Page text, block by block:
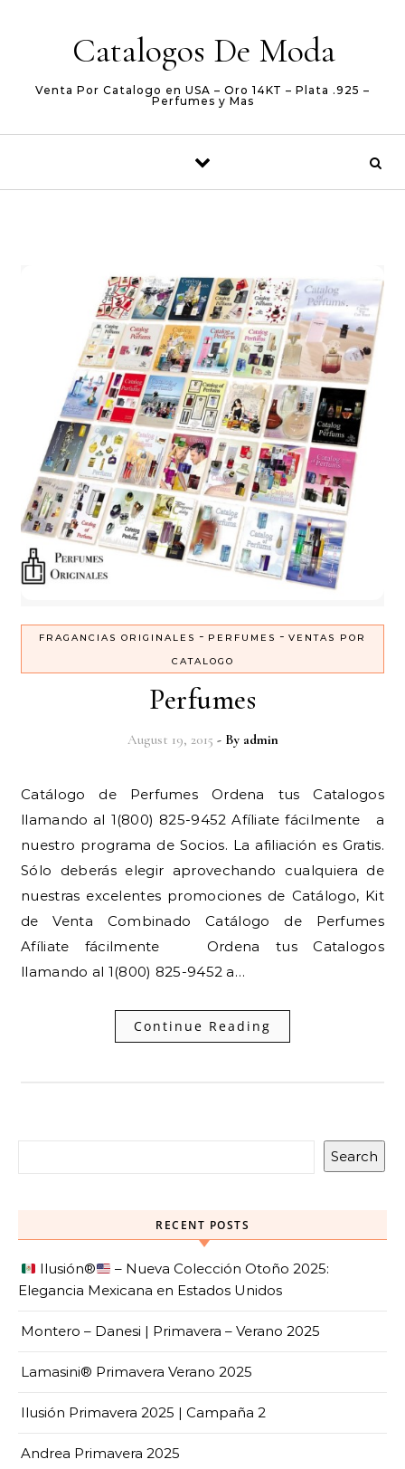
Catalogos De Moda
Venta Por Catalogo en USA – Oro 14KT – Plata .925 –
Perfumes y Mas
FRAGANCIAS ORIGINALES - PERFUMES - VENTAS POR
CATALOGO
Perfumes
August 19, 2015 - By admin
Catálogo de Perfumes Ordena tus Catalogos
llamando al 1(800) 825-9452 Afíliate fácilmente a
nuestro programa de Socios. La afiliación es Gratis.
Sólo deberás elegir aprovechando cualquiera de
nuestras excelentes promociones de Catálogo, Kit
de Venta Combinado Catálogo de Perfumes
Afíliate fácilmente Ordena tus Catalogos
llamando al 1(800) 825-9452 a…
Continue Reading
Search
RECENT POSTS
Ilusión®️
– Nueva Colección Otoño 2025:
Elegancia Mexicana en Estados Unidos
Montero – Danesi | Primavera – Verano 2025
Lamasini® Primavera Verano 2025
Ilusión Primavera 2025 | Campaña 2
Andrea Primavera 2025